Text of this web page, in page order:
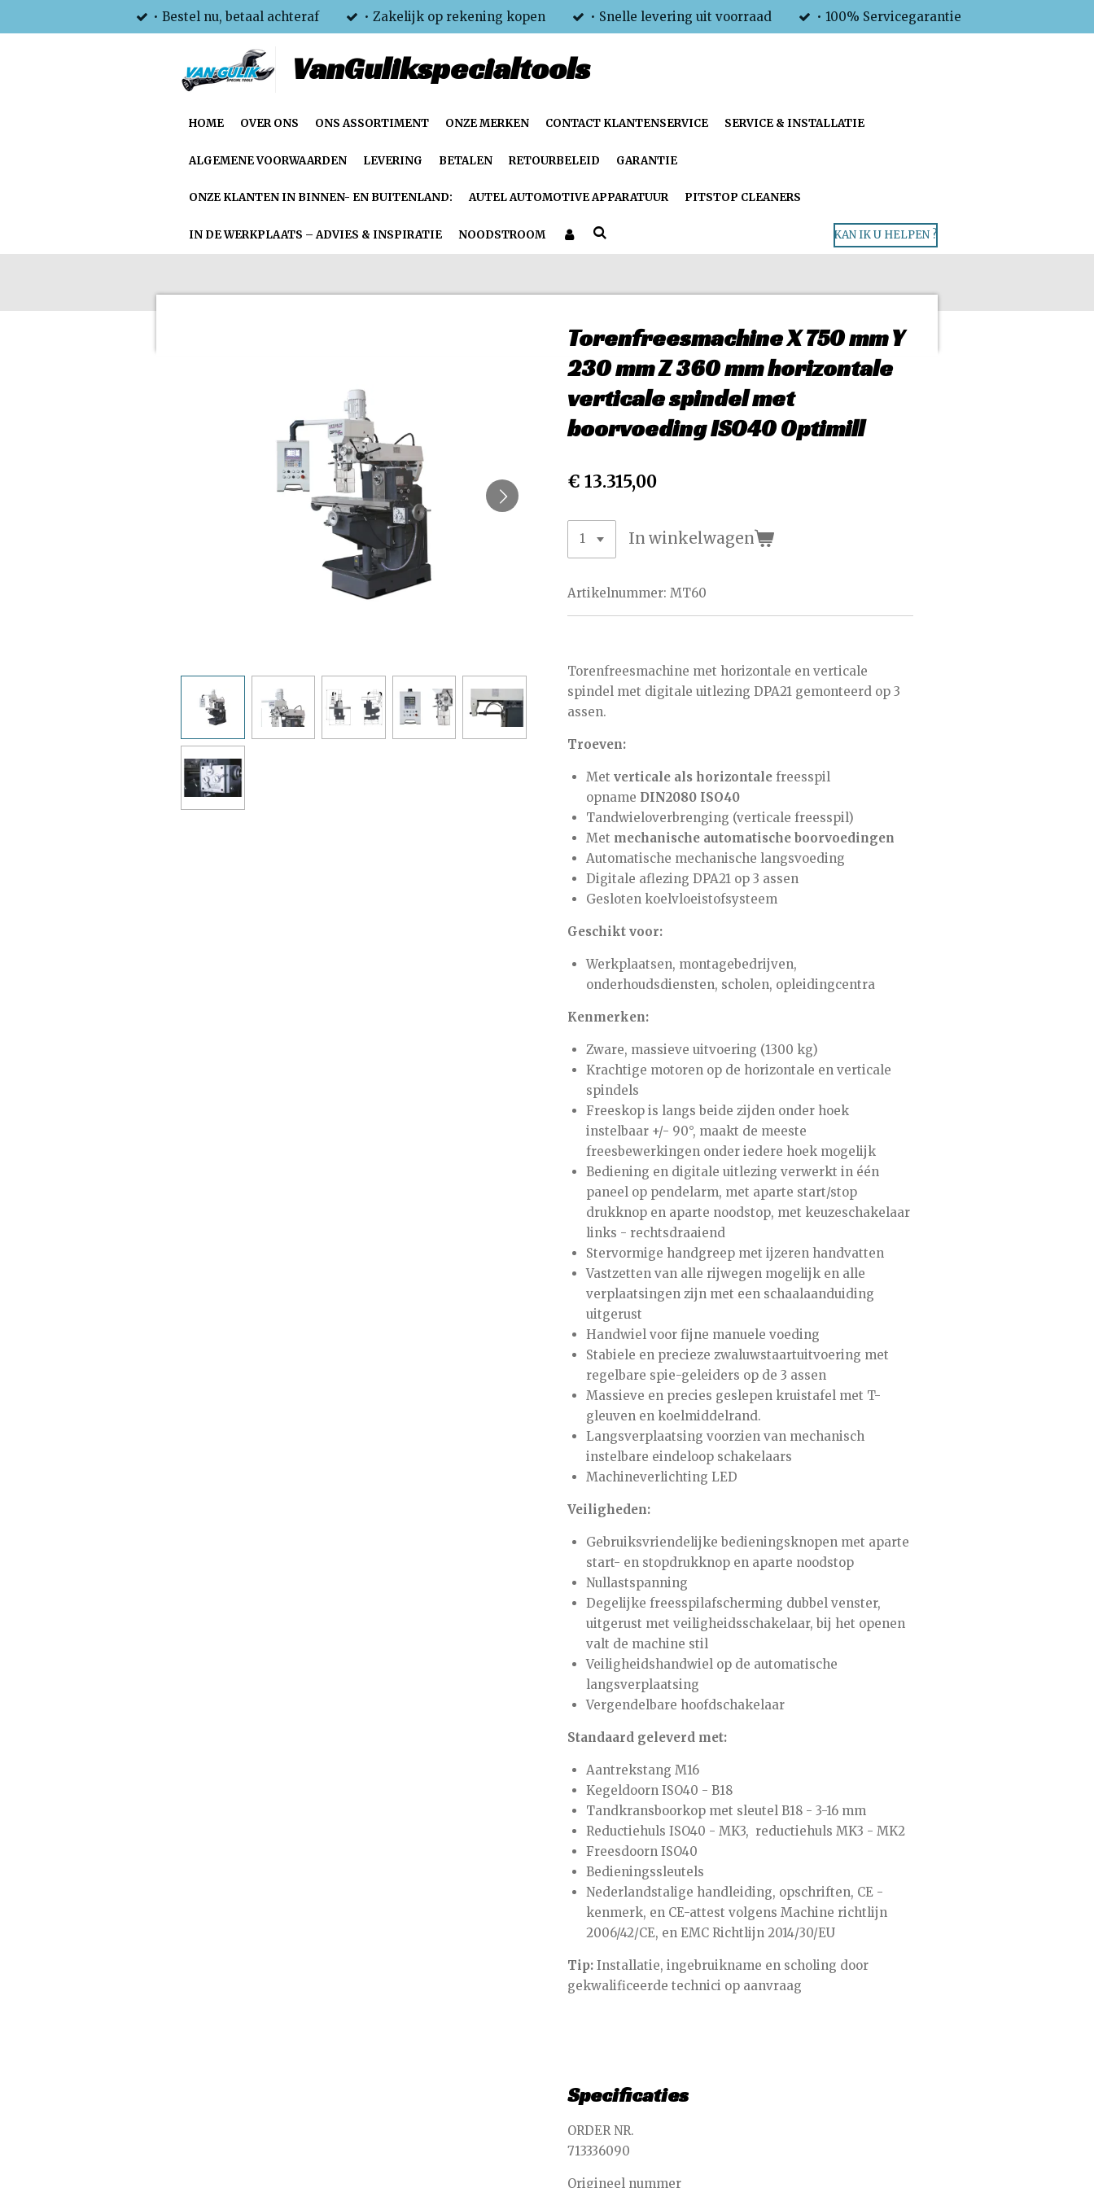
direct
• Bestel nu, betaal achteraf • Zakelijk op rekening kopen • Snelle levering uit voorraad • 100% Servicegarantie
VanGulikspecialtools
HOME OVER ONS ONS ASSORTIMENT ONZE MERKEN CONTACT KLANTENSERVICE SERVICE & INSTALLATIE
ALGEMENE VOORWAARDEN LEVERING BETALEN RETOURBELEID GARANTIE
ONZE KLANTEN IN BINNEN- EN BUITENLAND: AUTEL AUTOMOTIVE APPARATUUR PITSTOP CLEANERS
IN DE WERKPLAATS – ADVIES & INSPIRATIE NOODSTROOM KAN IK U HELPEN ?
Torenfreesmachine X 750 mm Y
230 mm Z 360 mm horizontale
verticale spindel met
boorvoeding ISO40 Optimill
€ 13.315,00
In winkelwagen
Artikelnummer: MT60
Torenfreesmachine met horizontale en verticale
spindel met digitale uitlezing DPA21 gemonteerd op 3
assen.
Troeven:
Met verticale als horizontale freesspil
opname DIN2080 ISO40
Tandwieloverbrenging (verticale freesspil)
Met mechanische automatische boorvoedingen
Automatische mechanische langsvoeding
Digitale aflezing DPA21 op 3 assen
Gesloten koelvloeistofsysteem
Geschikt voor:
Werkplaatsen, montagebedrijven,
onderhoudsdiensten, scholen, opleidingcentra
Kenmerken:
Zware, massieve uitvoering (1300 kg)
Krachtige motoren op de horizontale en verticale
spindels
Freeskop is langs beide zijden onder hoek
instelbaar +/- 90°, maakt de meeste
freesbewerkingen onder iedere hoek mogelijk
Bediening en digitale uitlezing verwerkt in één
paneel op pendelarm, met aparte start/stop
drukknop en aparte noodstop, met keuzeschakelaar
links - rechtsdraaiend
Stervormige handgreep met ijzeren handvatten
Vastzetten van alle rijwegen mogelijk en alle
verplaatsingen zijn met een schaalaanduiding
uitgerust
Handwiel voor fijne manuele voeding
Stabiele en precieze zwaluwstaartuitvoering met
regelbare spie-geleiders op de 3 assen
Massieve en precies geslepen kruistafel met T-
gleuven en koelmiddelrand.
Langsverplaatsing voorzien van mechanisch
instelbare eindeloop schakelaars
Machineverlichting LED
Veiligheden:
Gebruiksvriendelijke bedieningsknopen met aparte
start- en stopdrukknop en aparte noodstop
Nullastspanning
Degelijke freesspilafscherming dubbel venster,
uitgerust met veiligheidsschakelaar, bij het openen
valt de machine stil
Veiligheidshandwiel op de automatische
langsverplaatsing
Vergendelbare hoofdschakelaar
Standaard geleverd met:
Aantrekstang M16
Kegeldoorn ISO40 - B18
Tandkransboorkop met sleutel B18 - 3-16 mm
Reductiehuls ISO40 - MK3, reductiehuls MK3 - MK2
Freesdoorn ISO40
Bedieningssleutels
Nederlandstalige handleiding, opschriften, CE -
kenmerk, en CE-attest volgens Machine richtlijn
2006/42/CE, en EMC Richtlijn 2014/30/EU
Tip: Installatie, ingebruikname en scholing door
gekwalificeerde technici op aanvraag
Specificaties
ORDER NR.
713336090
Origineel nummer